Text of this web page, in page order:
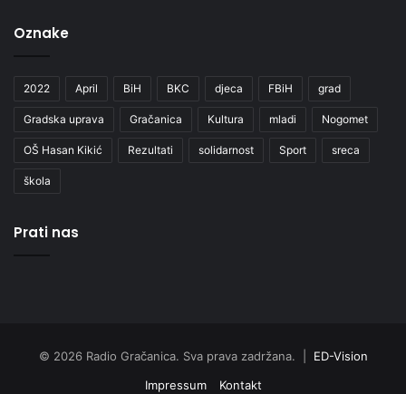
Oznake
2022 April BiH BKC djeca FBiH grad
Gradska uprava Gračanica Kultura mladi Nogomet
OŠ Hasan Kikić Rezultati solidarnost Sport sreca
škola
Prati nas
© 2026 Radio Gračanica. Sva prava zadržana. | ED-Vision
Impressum
Kontakt